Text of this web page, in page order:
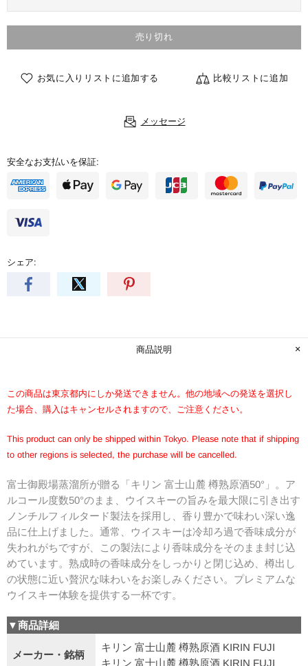
売り切れ
お気に入りリストに追加する 比較リストに追加
メッセージ
安全なお支払いを保証:
シェア:
商品説明
この商品は東京都内にしか発送できません。他の地域への発送を選択し
た場合、購入はキャンセルされますので、ご注意ください。
This product can only be shipped within Tokyo. Please note that if shipping
to other regions is selected, the purchase will be cancelled.
富士御殿場蒸溜所が贈る「キリン 富士山麓 樽熟原酒50°」。ア
ルコール度数50°のまま、ウイスキーの旨みを最大限に引き出す
ノンチルフィルタード製法を採用し、香り豊かで味わい深い逸
品に仕上げました。通常、ウイスキーは冷却ろ過で香味成分が
失われがちですが、この製法により香味成分をそのまま封じ込
めています。熟成時の香味成分をしっかりと閉じ込め、樽出し
の状態に近い贅沢な味わいをお楽しみください。プレミアムな
ウイスキー体験を提供する一杯です。
▼商品詳細
メーカー・銘柄
キリン 富士山麓 樽熟原酒 KIRIN FUJI
キリン 富士山麓 樽熟原酒 KIRIN FUJI